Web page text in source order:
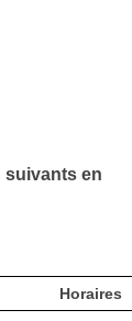
suivants en
Horaires